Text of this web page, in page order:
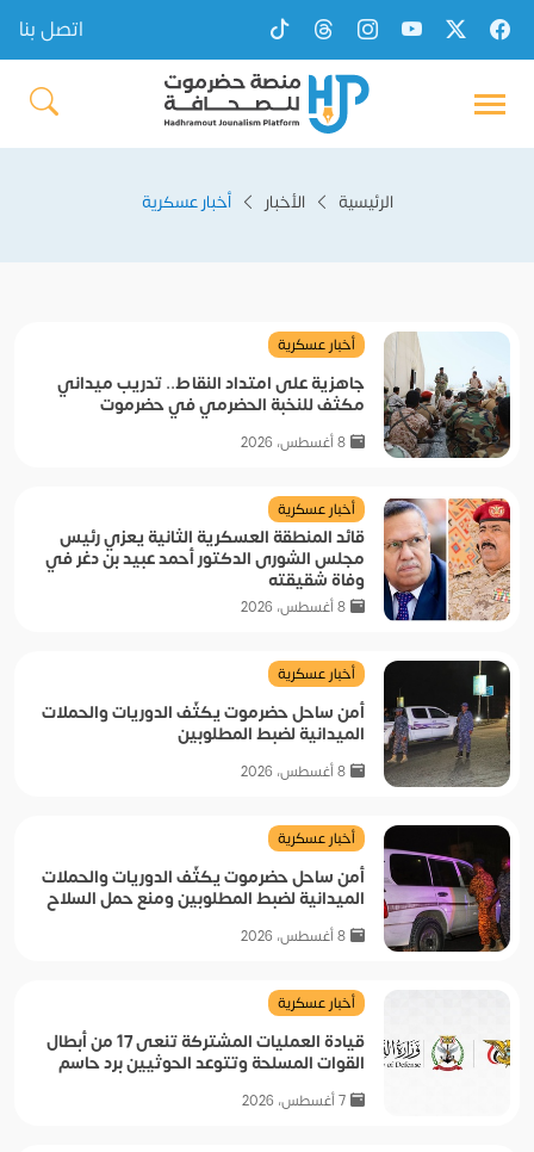
اتصل بنا
الرئيسية الأخبار أخبار عسكرية
أخبار عسكرية
جاهزية على امتداد النقاط.. تدريب ميداني
مكثف للنخبة الحضرمي في حضرموت
8 أغسطس، 2026
أخبار عسكرية
قائد المنطقة العسكرية الثانية يعزي رئيس
مجلس الشورى الدكتور أحمد عبيد بن دغر في
وفاة شقيقته
8 أغسطس، 2026
أخبار عسكرية
أمن ساحل حضرموت يكثّف الدوريات والحملات
الميدانية لضبط المطلوبين
8 أغسطس، 2026
أخبار عسكرية
أمن ساحل حضرموت يكثّف الدوريات والحملات
الميدانية لضبط المطلوبين ومنع حمل السلاح
8 أغسطس، 2026
أخبار عسكرية
قيادة العمليات المشتركة تنعى 17 من أبطال
القوات المسلحة وتتوعد الحوثيين برد حاسم
7 أغسطس، 2026